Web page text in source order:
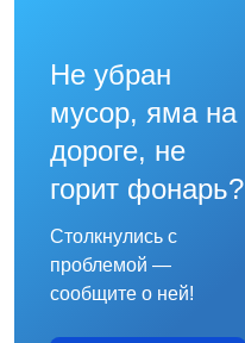
Не убран
мусор, яма на
дороге, не
горит фонарь?
Столкнулись с
проблемой —
сообщите о ней!